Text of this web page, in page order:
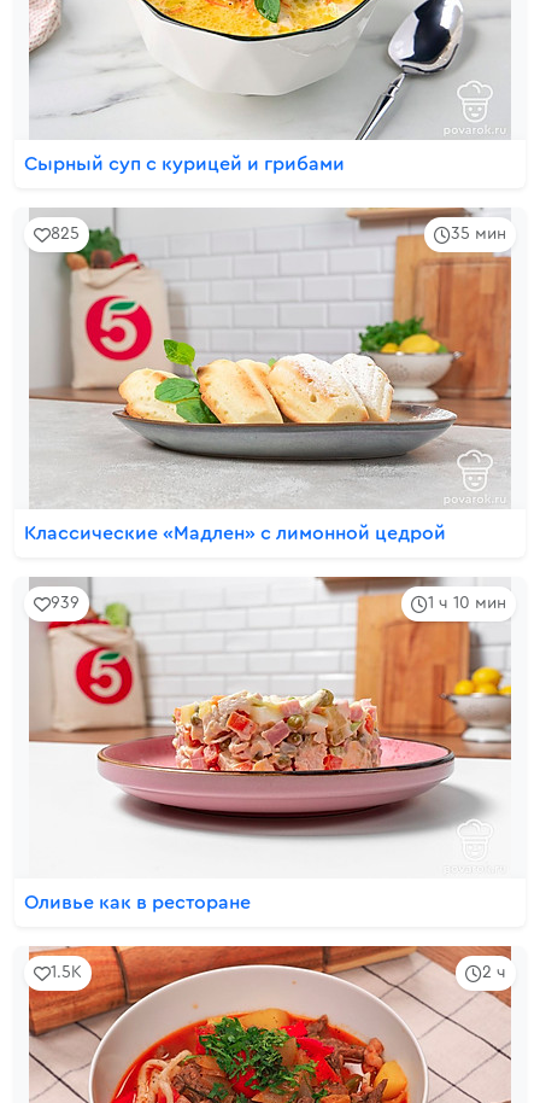
Сырный суп с курицей и грибами
35 мин
825
Классические «Мадлен» с лимонной цедрой
1 ч 10 мин
939
Оливье как в ресторане
2 ч
1.5K